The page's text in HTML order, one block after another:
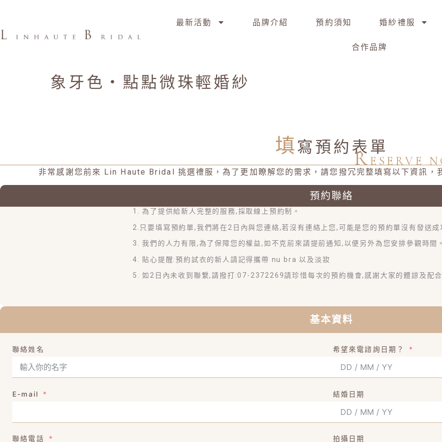
最新活動 品牌介紹 預約須知 婚紗禮服
合作品牌
象牙色・點點微珠輕婚紗
填寫預約表單
RESERVE
非常感謝您前來 Lin Haute Bridal 挑選禮服，為了更加瞭解您的需求，請您撥冗完整填寫以下資訊，
預約聯絡
1. 為了提供給新人完整的服務,採取線上預約制。
2.只要填寫預約單,我們將在2日內與您連絡,若沒有連絡上您,可能是您的預約單沒有發送成
3. 我們的人力有限,為了保障您的權益,如不克前來請提前通知,以便另外為您安排參觀時間。
4. 貼心提醒:預約試衣的新人請記得攜帶 nu bra 以及淡妝
5. 如2日內未收到聯繫,請撥打:07-2372269請珍惜每次的預約機會,感謝大家的體諒及配合
基本資料
聯絡姓名
E-mail
聯絡電話
希望來電諮詢日期？
結婚日期
拍攝日期